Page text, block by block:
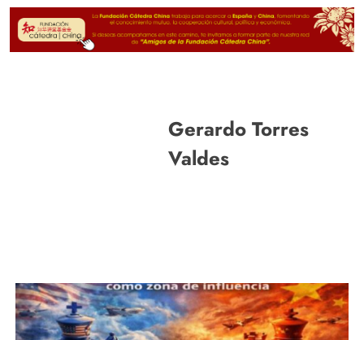
Gerardo Torres
Valdes